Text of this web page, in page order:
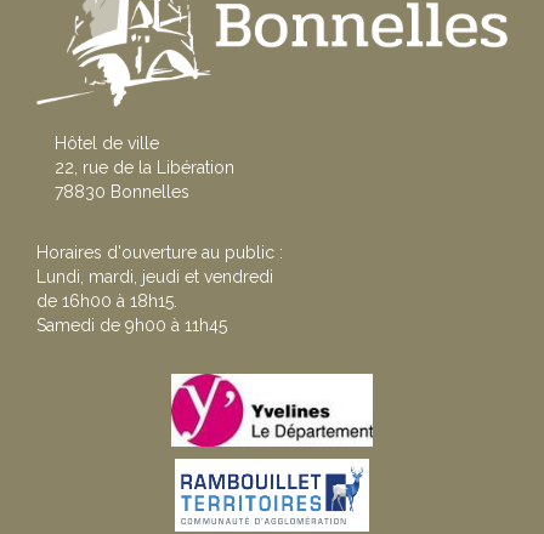
Hôtel de ville
22, rue de la Libération
78830 Bonnelles
Horaires d'ouverture au public :
Lundi, mardi, jeudi et vendredi
de 16h00 à 18h15.
Samedi de 9h00 à 11h45